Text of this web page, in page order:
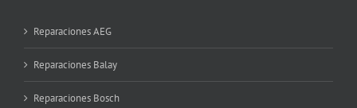
Reparaciones AEG
Reparaciones Balay
Reparaciones Bosch